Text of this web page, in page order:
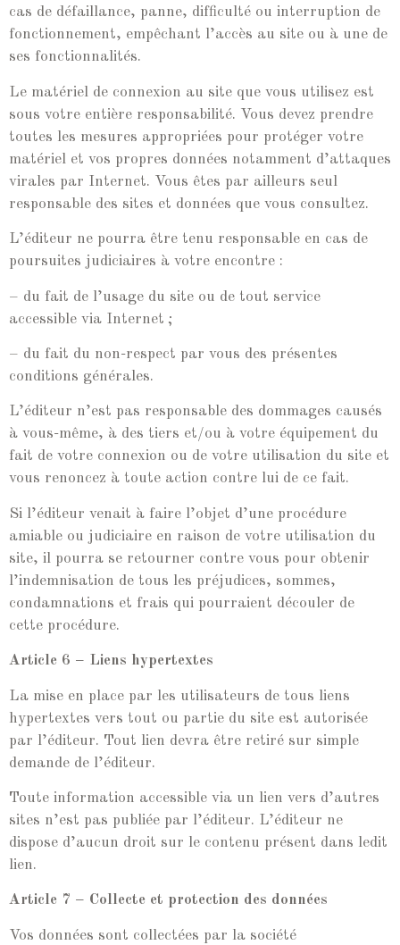
cas de défaillance, panne, difficulté ou interruption de
fonctionnement, empêchant l’accès au site ou à une de
ses fonctionnalités.
Le matériel de connexion au site que vous utilisez est
sous votre entière responsabilité. Vous devez prendre
toutes les mesures appropriées pour protéger votre
matériel et vos propres données notamment d’attaques
virales par Internet. Vous êtes par ailleurs seul
responsable des sites et données que vous consultez.
L’éditeur ne pourra être tenu responsable en cas de
poursuites judiciaires à votre encontre :
– du fait de l’usage du site ou de tout service
accessible via Internet ;
– du fait du non-respect par vous des présentes
conditions générales.
L’éditeur n’est pas responsable des dommages causés
à vous-même, à des tiers et/ou à votre équipement du
fait de votre connexion ou de votre utilisation du site et
vous renoncez à toute action contre lui de ce fait.
Si l’éditeur venait à faire l’objet d’une procédure
amiable ou judiciaire en raison de votre utilisation du
site, il pourra se retourner contre vous pour obtenir
l’indemnisation de tous les préjudices, sommes,
condamnations et frais qui pourraient découler de
cette procédure.
Article 6 – Liens hypertextes
La mise en place par les utilisateurs de tous liens
hypertextes vers tout ou partie du site est autorisée
par l’éditeur. Tout lien devra être retiré sur simple
demande de l’éditeur.
Toute information accessible via un lien vers d’autres
sites n’est pas publiée par l’éditeur. L’éditeur ne
dispose d’aucun droit sur le contenu présent dans ledit
lien.
Article 7 – Collecte et protection des données
Vos données sont collectées par la société